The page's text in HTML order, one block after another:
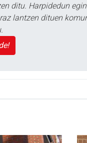
ditu. Harpidedun
lantzen dituen